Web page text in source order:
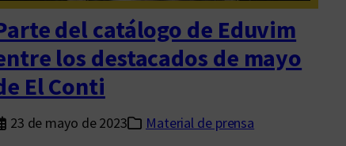
o
n
a
l
o
t
o
d
o
del catálogo de Eduvim
los destacados de mayo
El Conti
23 de mayo de 2023
Material de prensa